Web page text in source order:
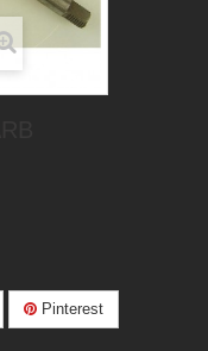
Pinterest